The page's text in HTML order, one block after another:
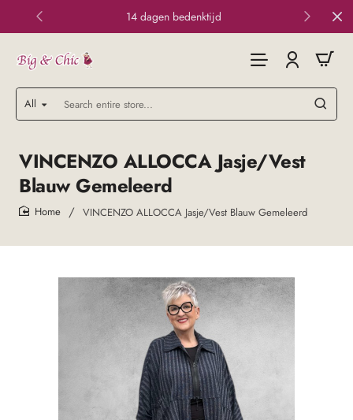
14 dagen bedenktijd
All
Search
entire
VINCENZO ALLOCCA Jasje/Vest
Blauw Gemeleerd
VINCENZO ALLOCCA Jasje/Vest Blauw Gemeleerd